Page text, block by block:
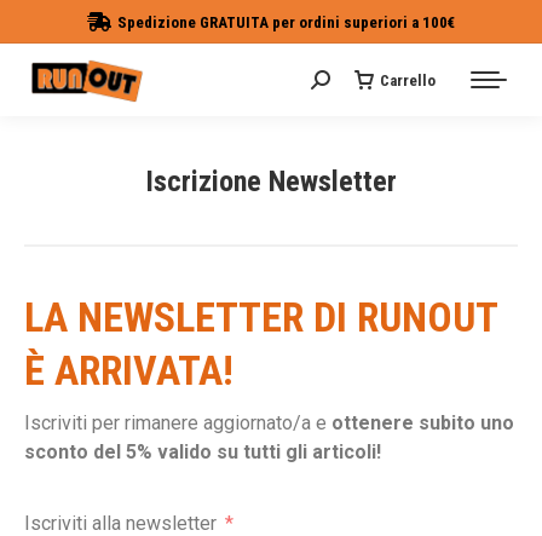
Spedizione GRATUITA per ordini superiori a 100€
Cerca: Carrello
Iscrizione Newsletter
LA NEWSLETTER DI RUNOUT
È ARRIVATA!
Iscriviti per rimanere aggiornato/a e ottenere subito uno
sconto del 5% valido su tutti gli articoli!
Iscriviti alla newsletter